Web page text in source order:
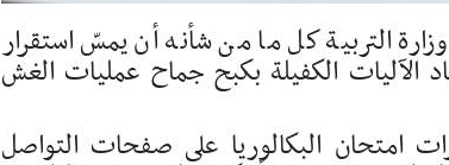
التربية كل ما من شأنه أن يمسّ استقرار
الآليات الكفيلة بكبح جماح عمليات الغش
امتحان البكالوريا على صفحات التواصل